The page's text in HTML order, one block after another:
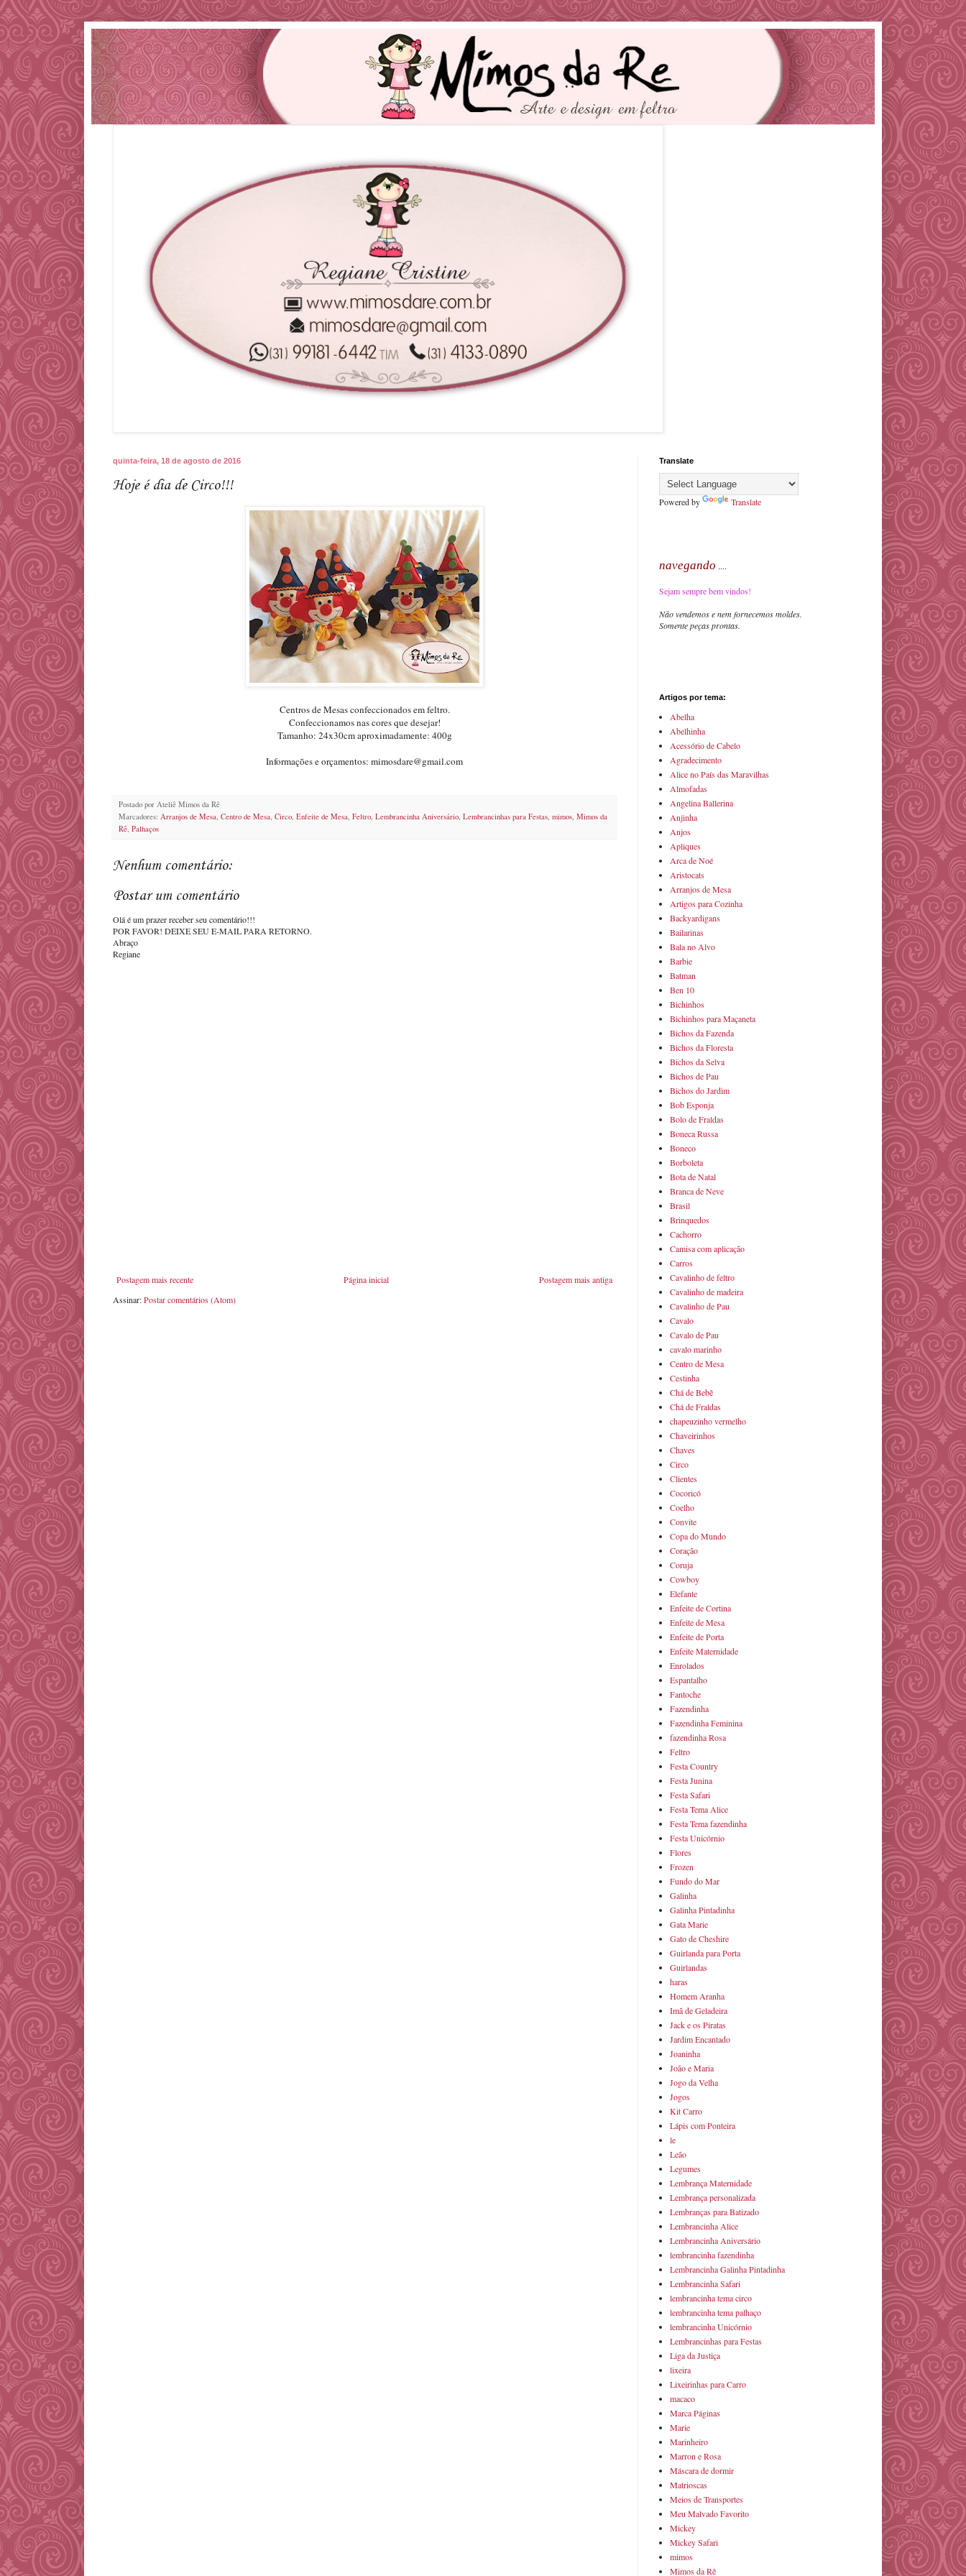
quinta-feira, 18 de agosto de 2016
Hoje é dia de Circo!!!
Centros de Mesas confeccionados em feltro.
Confeccionamos nas cores que desejar!
Tamanho: 24x30cm aproximadamente: 400g
Informações e orçamentos: mimosdare@gmail.com
Postado por Ateliê Mimos da Rê
Marcadores: Arranjos de Mesa Centro de Mesa Circo Enfeite de Mesa Feltro Lembrancinha Aniversário Lembrancinhas para Festas mimos Mimos da
Rê Palhaços
Nenhum comentário:
Postar um comentário
Olá é um prazer receber seu comentário!!!
POR FAVOR! DEIXE SEU E-MAIL PARA RETORNO.
Abraço
Regiane
Postagem mais recente Postagem mais antiga
Página inicial
Assinar:Postar comentários (Atom)
Translate
Powered by Translate
navegando ....
Sejam sempre bem vindos!
Não vendemos e nem fornecemos moldes.
Somente peças prontas.
Artigos por tema:
Abelha
Abelhinha
Acessório de Cabelo
Agradecimento
Alice no País das Maravilhas
Almofadas
Angelina Ballerina
Anjinha
Anjos
Apliques
Arca de Noé
Aristocats
Arranjos de Mesa
Artigos para Cozinha
Backyardigans
Bailarinas
Bala no Alvo
Barbie
Batman
Ben 10
Bichinhos
Bichinhos para Maçaneta
Bichos da Fazenda
Bichos da Floresta
Bichos da Selva
Bichos de Pau
Bichos do Jardim
Bob Esponja
Bolo de Fraldas
Boneca Russa
Boneco
Borboleta
Bota de Natal
Branca de Neve
Brasil
Brinquedos
Cachorro
Camisa com aplicação
Carros
Cavalinho de feltro
Cavalinho de madeira
Cavalinho de Pau
Cavalo
Cavalo de Pau
cavalo marinho
Centro de Mesa
Cestinha
Chá de Bebê
Chá de Fraldas
chapeuzinho vermelho
Chaveirinhos
Chaves
Circo
Clientes
Cocoricó
Coelho
Convite
Copa do Mundo
Coração
Coruja
Cowboy
Elefante
Enfeite de Cortina
Enfeite de Mesa
Enfeite de Porta
Enfeite Maternidade
Enrolados
Espantalho
Fantoche
Fazendinha
Fazendinha Feminina
fazendinha Rosa
Feltro
Festa Country
Festa Junina
Festa Safari
Festa Tema Alice
Festa Tema fazendinha
Festa Unicórnio
Flores
Frozen
Fundo do Mar
Galinha
Galinha Pintadinha
Gata Marie
Gato de Cheshire
Guirlanda para Porta
Guirlandas
haras
Homem Aranha
Imã de Geladeira
Jack e os Piratas
Jardim Encantado
Joaninha
João e Maria
Jogo da Velha
Jogos
Kit Carro
Lápis com Ponteira
le
Leão
Legumes
Lembrança Maternidade
Lembrança personalizada
Lembranças para Batizado
Lembrancinha Alice
Lembrancinha Aniversário
lembrancinha fazendinha
Lembrancinha Galinha Pintadinha
Lembrancinha Safari
lembrancinha tema circo
lembrancinha tema palhaço
lembrancinha Unicórnio
Lembrancinhas para Festas
Liga da Justiça
lixeira
Lixeirinhas para Carro
macaco
Marca Páginas
Marie
Marinheiro
Marron e Rosa
Máscara de dormir
Matrioscas
Meios de Transportes
Meu Malvado Favorito
Mickey
Mickey Safari
mimos
Mimos da Rê